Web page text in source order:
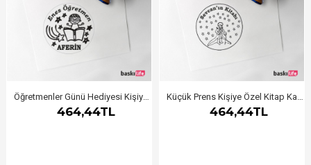
Öğretmenler Günü Hediyesi Kişiye Özel Kitap Kaşesi, Kitap Damgası, Kitap Mührü 2
464,44TL
Küçük Prens Kişiye Özel Kitap Kaşesi, Kitap Damgası, Kitap Mührü
464,44TL